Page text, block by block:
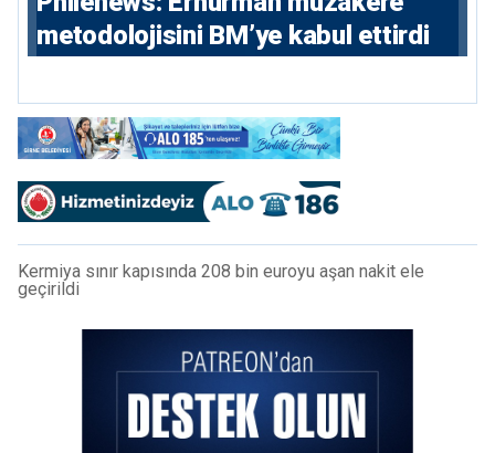
metodolojisini BM’ye kabul ettirdi
Kermiya sınır kapısında 208 bin euroyu aşan nakit ele
geçirildi